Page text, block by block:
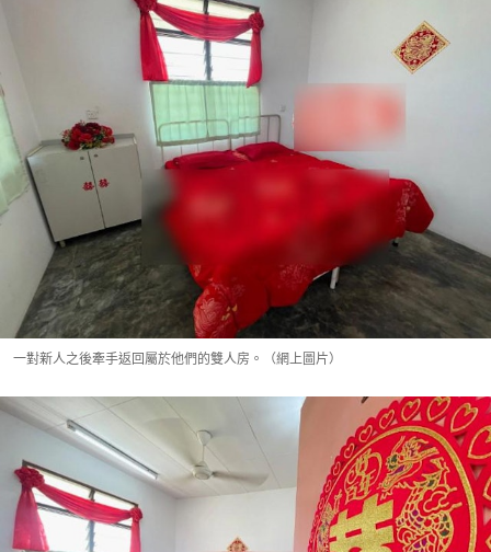
一對新人之後牽手返回屬於他們的雙人房。（網上圖片）